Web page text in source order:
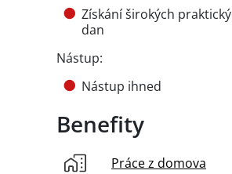
Získání širokých
dan
Nástup:
Nástup ihned
Benefity
Práce z domova